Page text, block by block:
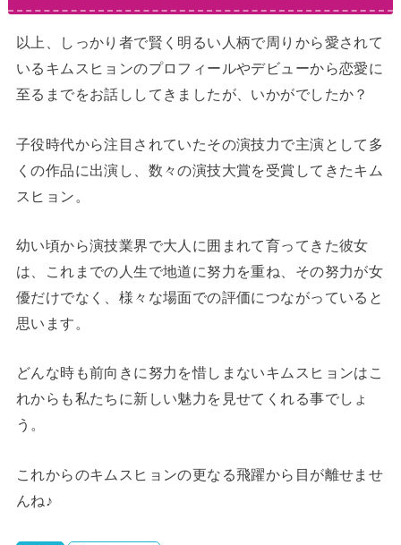
以上、しっかり者で賢く明るい人柄で周りから愛されて
いるキムスヒョンのプロフィールやデビューから恋愛に
至るまでをお話ししてきましたが、いかがでしたか？
子役時代から注目されていたその演技力で主演として多
くの作品に出演し、数々の演技大賞を受賞してきたキム
スヒョン。
幼い頃から演技業界で大人に囲まれて育ってきた彼女
は、これまでの人生で地道に努力を重ね、その努力が女
優だけでなく、様々な場面での評価につながっていると
思います。
どんな時も前向きに努力を惜しまないキムスヒョンはこ
れからも私たちに新しい魅力を見せてくれる事でしょ
う。
これからのキムスヒョンの更なる飛躍から目が離せませ
んね♪